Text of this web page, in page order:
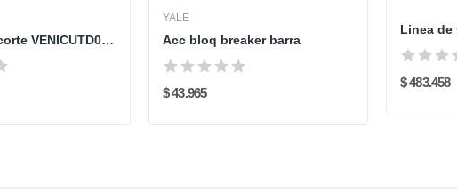
Guante anticorte VENICUTD08 - Poliuretano - DELTA
YALE
Acc bloq breaker barra
$ 43.965
$ 483.458